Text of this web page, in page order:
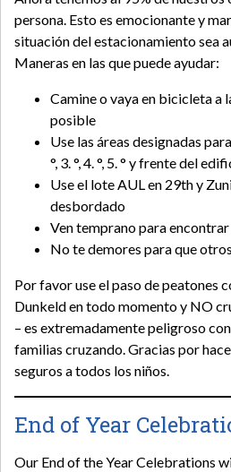
persona. Esto es emocionante y
situación del estacionamiento sea
Maneras en las que puede ayudar:
Camine o vaya en bicicleta a
posible
Use las áreas designadas
°, 3. °, 4. °, 5. ° y frente del
Use el lote AUL en 29th y
desbordado
Ven temprano para
No te demores para que
Por favor use el paso de peatones
Dunkeld en todo momento y NO
– es extremadamente peligroso
familias cruzando. Gracias por
seguros a todos los niños.
End of Year
Our End of the Year Celebrations